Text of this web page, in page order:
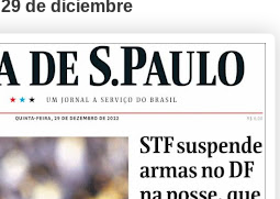
29 de diciembre